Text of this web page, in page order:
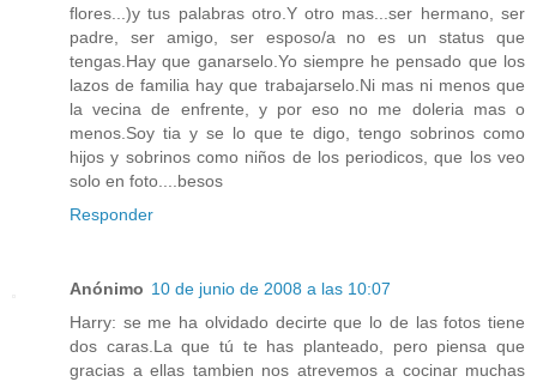
flores...)y tus palabras otro.Y otro mas...ser hermano, ser
padre, ser amigo, ser esposo/a no es un status que
tengas.Hay que ganarselo.Yo siempre he pensado que los
lazos de familia hay que trabajarselo.Ni mas ni menos que
la vecina de enfrente, y por eso no me doleria mas o
menos.Soy tia y se lo que te digo, tengo sobrinos como
hijos y sobrinos como niños de los periodicos, que los veo
solo en foto....besos
Responder
Anónimo 10 de junio de 2008 a las 10:07
Harry: se me ha olvidado decirte que lo de las fotos tiene
dos caras.La que tú te has planteado, pero piensa que
gracias a ellas tambien nos atrevemos a cocinar muchas